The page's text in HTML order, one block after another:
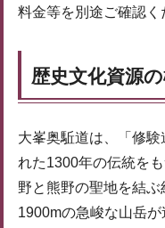
料金等を別途ご確認く
歴史文化資源
大峯奥駈道は、「修
れた1300年の伝統を
野と熊野の聖地を結
1900mの急峻な山岳